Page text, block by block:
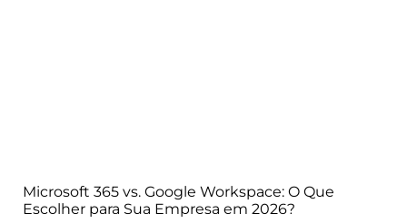
Microsoft 365 vs. Google Workspace: O Que
Escolher para Sua Empresa em 2026?